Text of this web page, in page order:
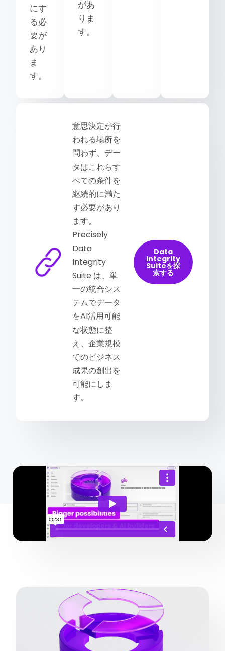
にす
る必
要が
あり
ま
す。
があ
りま
す。
意思決定が行
われる場所を
問わず、デー
タはこれらす
べての条件を
継続的に満た
す必要があり
ます。
Precisely
Data
Integrity
Suite は、単
一の統合シス
テムでデータ
をAI活用可能
な状態に整
え、企業規模
でのビジネス
成果の創出を
可能にしま
す。
Data
Integrity
Suiteを探
索する